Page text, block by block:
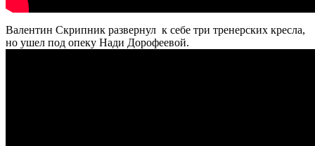
Валентин Скрипник развернул к себе три тренерских кресла,
но ушел под опеку Нади Дорофеевой.